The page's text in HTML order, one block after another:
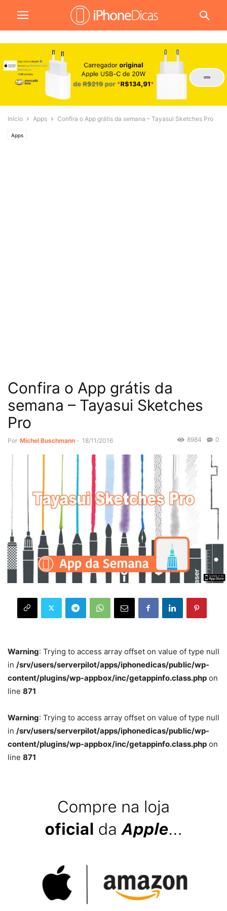
Início Apps Confira o App grátis da semana – Tayasui Sketches Pro
Apps
Confira o App grátis da
semana – Tayasui Sketches
Pro
Por Michel Buschmann - 18/11/2016 0
8984
Warning: Trying to access array offset on value of type null
in /srv/users/serverpilot/apps/iphonedicas/public/wp-
content/plugins/wp-appbox/inc/getappinfo.class.php on
line 871
Warning: Trying to access array offset on value of type null
in /srv/users/serverpilot/apps/iphonedicas/public/wp-
content/plugins/wp-appbox/inc/getappinfo.class.php on
line 871